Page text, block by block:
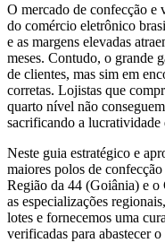
O mercado de confecção e
do comércio eletrônico
e as margens elevadas
meses. Contudo, o grande
de clientes, mas sim em
corretas. Lojistas que
quarto nível não
sacrificando a lucratividade
Neste guia estratégico e
maiores polos de
Região da 44 (Goiânia) e o
as especializações
lotes e fornecemos uma
verificadas para abastecer o